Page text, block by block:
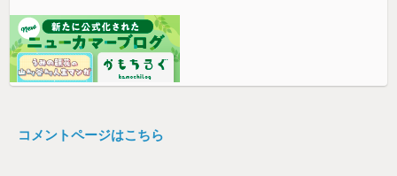
コメントページはこちら